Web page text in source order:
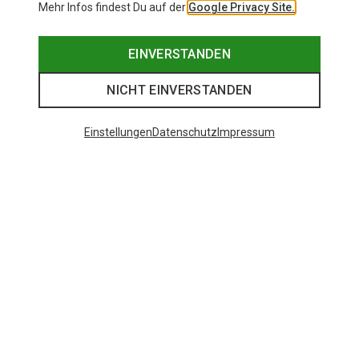
Mehr Infos findest Du auf der Google Privacy Site.
EINVERSTANDEN
NICHT EINVERSTANDEN
EinstellungenDatenschutz Impressum